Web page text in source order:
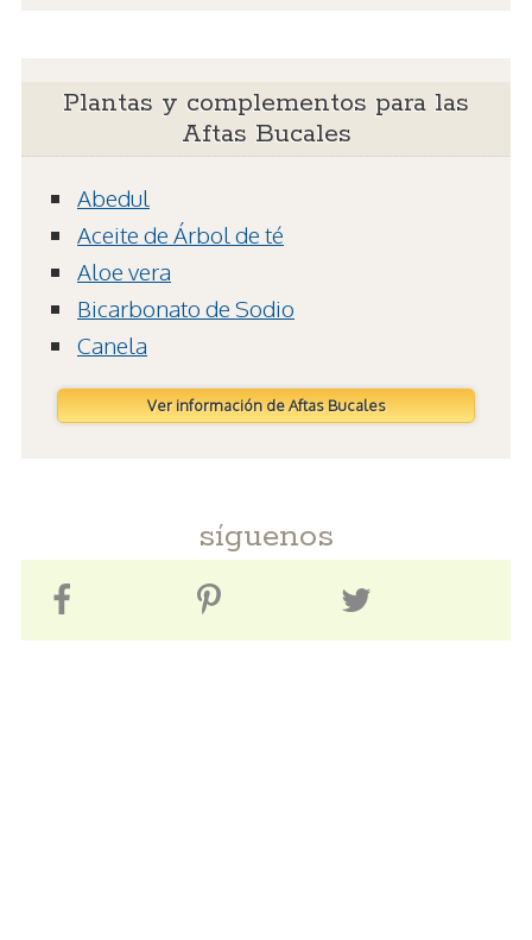
Plantas y complementos para las
Aftas Bucales
Abedul
Aceite de Árbol de té
Aloe vera
Bicarbonato de Sodio
Canela
Ver información de Aftas Bucales
síguenos